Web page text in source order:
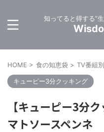
知ってると得する”
HOME > 食の知恵袋 > TV番組
キューピー3分クッキング
【キューピー3分
マトソースペンネ